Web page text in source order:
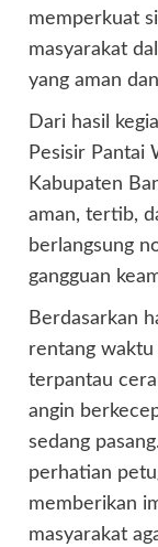
memperkuat
masyarakat
yang aman
Dari hasil
Pesisir Pantai
Kabupaten
aman, tertib,
berlangsung
gangguan
Berdasarkan
rentang waktu
terpantau
angin
sedang
perhatian
memberikan
masyarakat